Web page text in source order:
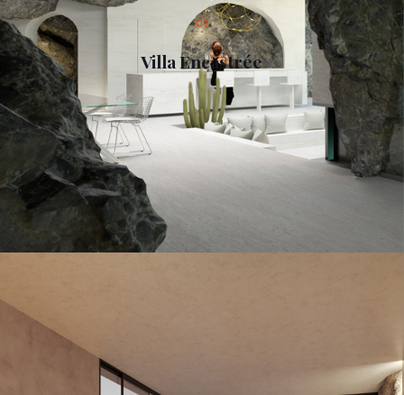
01
Villa Encastrée